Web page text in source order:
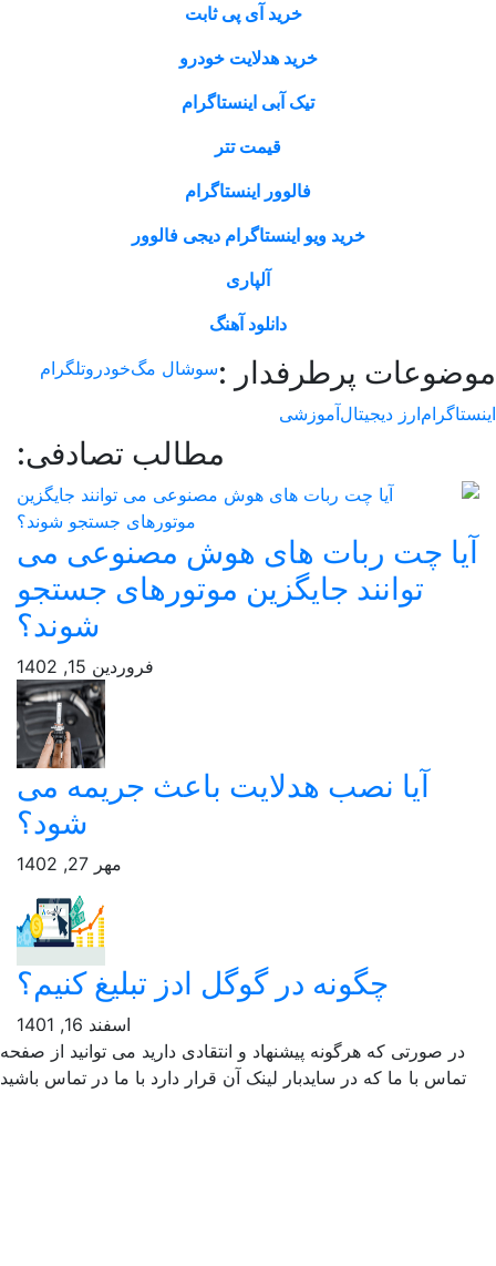
خرید آی پی ثابت
خرید هدلایت خودرو
تیک آبی اینستاگرام
قیمت تتر
فالوور اینستاگرام
خرید ویو اینستاگرام دیجی فالوور
آلپاری
دانلود آهنگ
پرطرفدار : سوشال مگخودروتلگرام
ارز دیجیتالآموزشی
مطالب تصادفی:
چت ربات های هوش مصنوعی می
توانند جایگزین موتورهای جستجو
شوند؟
فروردین 15, 1402
آیا نصب هدلایت باعث جریمه می
شود؟
چگونه در گوگل ادز تبلیغ کنیم؟
اسفند 16, 1401
صورتی که هرگونه پیشنهاد و انتقادی دارید می توانید از صفحه
با ما که در سایدبار لینک آن قرار دارد با ما در تماس باشید